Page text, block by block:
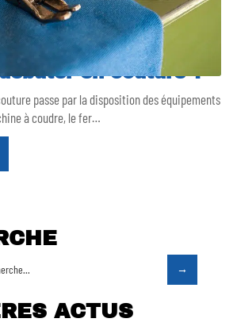
en couture ?
passe par la disposition des équipements
à coudre, le fer…
ACTUS